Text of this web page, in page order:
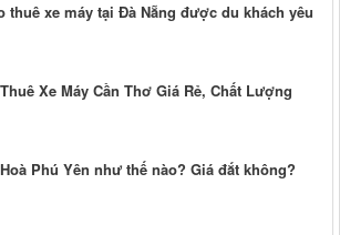
thuê xe máy tại Đà Nẵng được du khách yêu
Xe Máy Cần Thơ Giá Rẻ, Chất Lượng
Phú Yên như thế nào? Giá đắt không?